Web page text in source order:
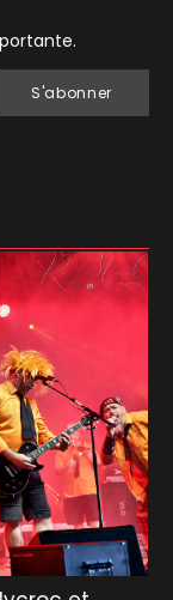
S'abonner